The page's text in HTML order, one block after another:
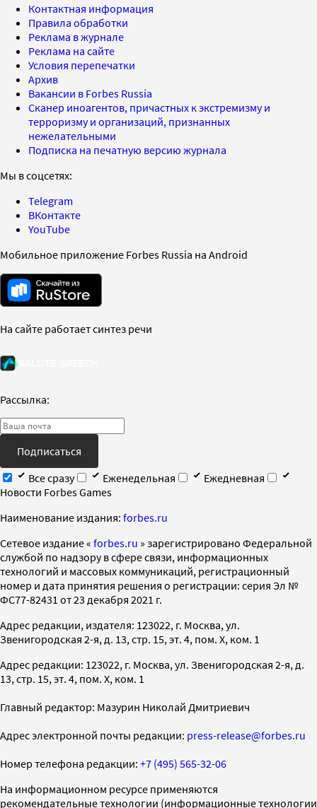
Контактная информация
Правила обработки
Реклама в журнале
Реклама на сайте
Условия перепечатки
Архив
Вакансии в Forbes Russia
Сканер иноагентов, причастных к экстремизму и
терроризму и организаций, признанных
нежелательными
Подписка на печатную версию журнала
Мы в соцсетях:
Telegram
ВКонтакте
YouTube
Мобильное приложение Forbes Russia на Android
На сайте работает синтез речи
Рассылка:
Подписаться
Все сразу
Еженедельная
Ежедневная
Новости Forbes Games
Наименование издания: forbes.ru
Cетевое издание « forbes.ru » зарегистрировано Федеральной
службой по надзору в сфере связи, информационных
технологий и массовых коммуникаций, регистрационный
номер и дата принятия решения о регистрации: серия Эл №
ФС77-82431 от 23 декабря 2021 г.
Адрес редакции, издателя: 123022, г. Москва, ул.
Звенигородская 2-я, д. 13, стр. 15, эт. 4, пом. X, ком. 1
Адрес редакции: 123022, г. Москва, ул. Звенигородская 2-я, д.
13, стр. 15, эт. 4, пом. X, ком. 1
Главный редактор: Мазурин Николай Дмитриевич
Адрес электронной почты редакции: press-release@forbes.ru
Номер телефона редакции: +7 (495) 565-32-06
На информационном ресурсе применяются
рекомендательные технологии (информационные технологии